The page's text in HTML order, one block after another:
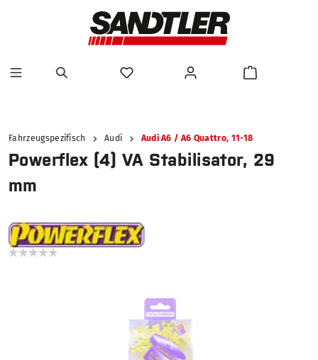
Fahrzeugspezifisch Audi Audi A6 / A6 Quattro, 11-18
Powerflex (4) VA Stabilisator, 29
mm